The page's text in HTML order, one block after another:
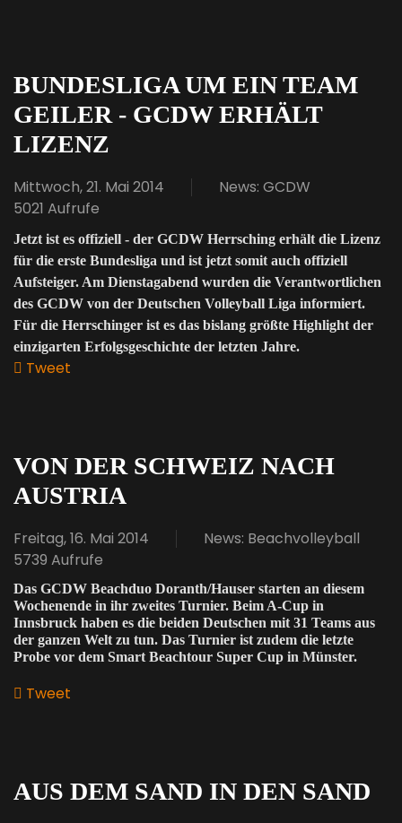
BUNDESLIGA UM EIN TEAM
GEILER - GCDW ERHÄLT
LIZENZ
Mittwoch, 21. Mai 2014
News: GCDW
5021 Aufrufe
Jetzt ist es offiziell - der GCDW Herrsching erhält die Lizenz
für die erste Bundesliga und ist jetzt somit auch offiziell
Aufsteiger. Am Dienstagabend wurden die Verantwortlichen
des GCDW von der Deutschen Volleyball Liga informiert.
Für die Herrschinger ist es das bislang größte Highlight der
einzigarten Erfolgsgeschichte der letzten Jahre.
Tweet
VON DER SCHWEIZ NACH
AUSTRIA
Freitag, 16. Mai 2014
News: Beachvolleyball
5739 Aufrufe
Das GCDW Beachduo Doranth/Hauser starten an diesem
Wochenende in ihr zweites Turnier. Beim A-Cup in
Innsbruck haben es die beiden Deutschen mit 31 Teams aus
der ganzen Welt zu tun. Das Turnier ist zudem die letzte
Probe vor dem Smart Beachtour Super Cup in Münster.
Tweet
AUS DEM SAND IN DEN SAND